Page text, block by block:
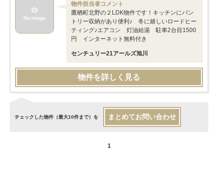
物件担当者コメント
鷹栖町北野の２LDK物件です！キッチンにパン
トリー収納があり便利♪ 冬に嬉しいロードヒー
ティング♪エアコン 灯油給湯 駐車2台目1500
円 インターネット無料付き
センチュリー21アールズ旭川
物件を詳しく見る
チェックした物件（最大10件まで）を まとめてお問い合わせ
1